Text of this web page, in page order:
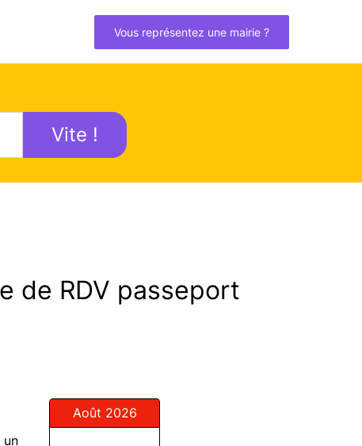
Vous représentez une mairie ?
Vite !
de RDV passeport
un
Août 2026